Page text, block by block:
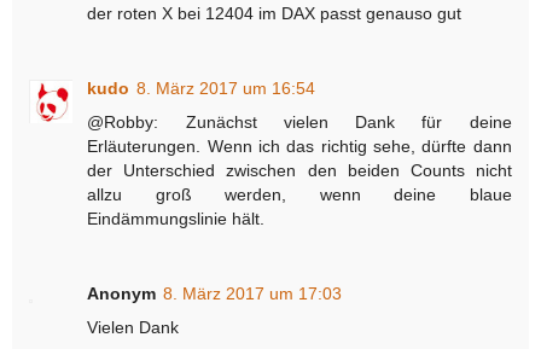
der roten X bei 12404 im DAX passt genauso gut
kudo 8. März 2017 um 16:54
@Robby: Zunächst vielen Dank für deine
Erläuterungen. Wenn ich das richtig sehe, dürfte dann
der Unterschied zwischen den beiden Counts nicht
allzu groß werden, wenn deine blaue
Eindämmungslinie hält.
Anonym 8. März 2017 um 17:03
Vielen Dank